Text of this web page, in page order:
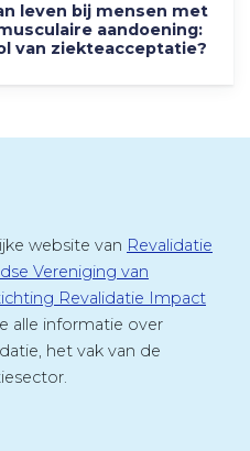
leven bij mensen met
aandoening:
van ziekteacceptatie?
website van Revalidatie
Vereniging van
Revalidatie Impact
alle informatie over
het vak van de